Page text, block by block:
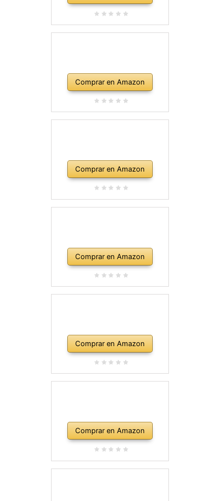
Comprar en Amazon
Comprar en Amazon
Comprar en Amazon
Comprar en Amazon
Comprar en Amazon